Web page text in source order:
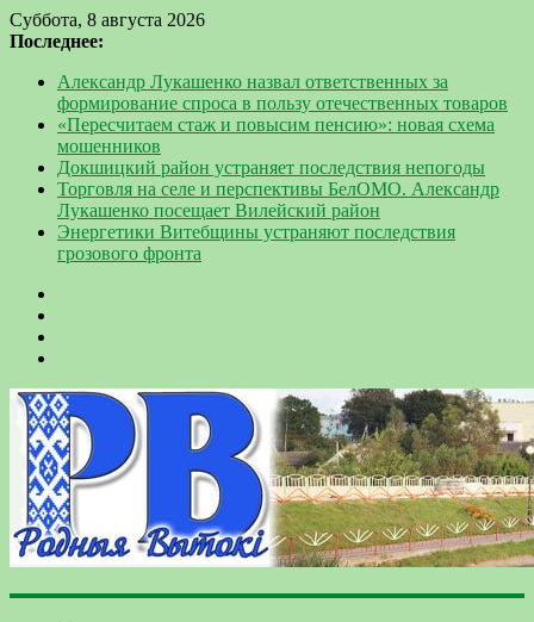
Суббота, 8 августа 2026
Последнее:
Александр Лукашенко назвал ответственных за
формирование спроса в пользу отечественных товаров
«Пересчитаем стаж и повысим пенсию»: новая схема
мошенников
Докшицкий район устраняет последствия непогоды
Торговля на селе и перспективы БелОМО. Александр
Лукашенко посещает Вилейский район
Энергетики Витебщины устраняют последствия
грозового фронта